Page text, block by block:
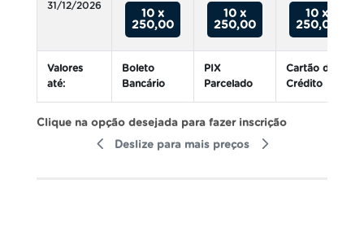
31/12/2026
10 x
250,00
10 x
250,00
10 x
250,00
Valores
até:
Boleto
Bancário
PIX
Parcelado
Cartão de
Crédito
Clique na opção desejada para fazer inscrição
Deslize para mais preços